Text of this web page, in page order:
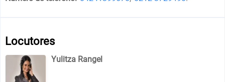
Locutores
Yulitza Rangel